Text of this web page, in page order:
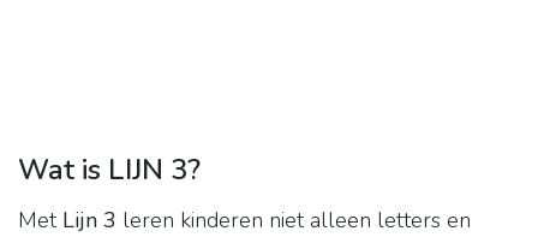
Wat is LIJN 3?
Met Lijn 3 leren kinderen niet alleen letters en